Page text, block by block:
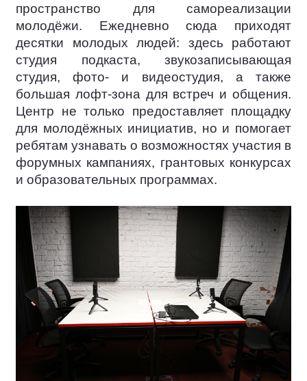
пространство для самореализации
молодёжи. Ежедневно сюда приходят
десятки молодых людей: здесь работают
студия подкаста, звукозаписывающая
студия, фото- и видеостудия, а также
большая лофт-зона для встреч и общения.
Центр не только предоставляет площадку
для молодёжных инициатив, но и помогает
ребятам узнавать о возможностях участия в
форумных кампаниях, грантовых конкурсах
и образовательных программах.